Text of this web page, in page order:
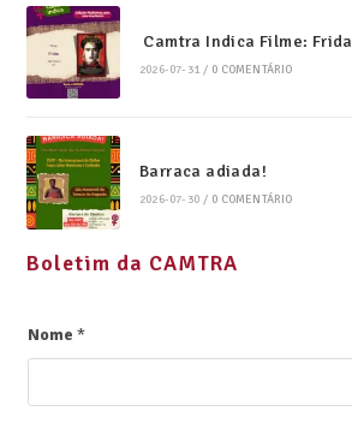
Camtra Indica Filme: Frida
2026-07-31 / 0 COMENTÁRIO
Barraca adiada!
2026-07-30 / 0 COMENTÁRIO
Boletim da CAMTRA
Nome*